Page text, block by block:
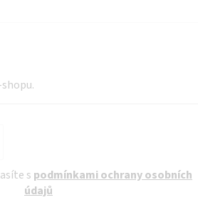
v
ý
s podmínkami ochrany osobních
údajů